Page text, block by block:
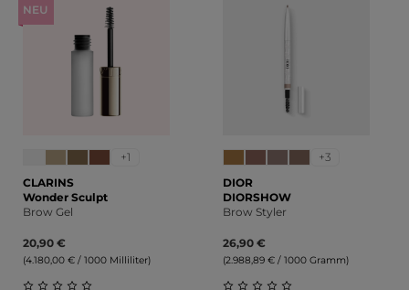
NEU
+1
CLARINS
Wonder Sculpt
Brow Gel
20,90 €
(4.180,00 € / 1000 Milliliter)
+3
DIOR
DIORSHOW
Brow Styler
26,90 €
(2.988,89 € / 1000 Gramm)